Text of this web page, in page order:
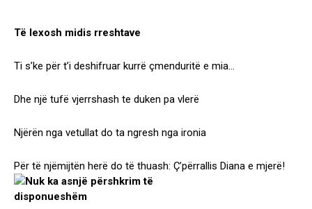
Të lexosh midis rreshtave
Ti s’ke për t’i deshifruar kurrë çmenduritë e mia…
Dhe një tufë vjerrshash te duken pa vlerë
Njërën nga vetullat do ta ngresh nga ironia
Për të njëmijtën herë do të thuash: Ç’përrallis Diana e mjerë!